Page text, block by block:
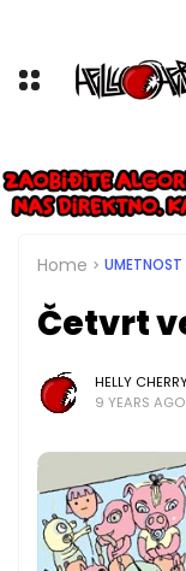
Home UMETNOST
Četvrt
HELLY
9 YEARS AGO